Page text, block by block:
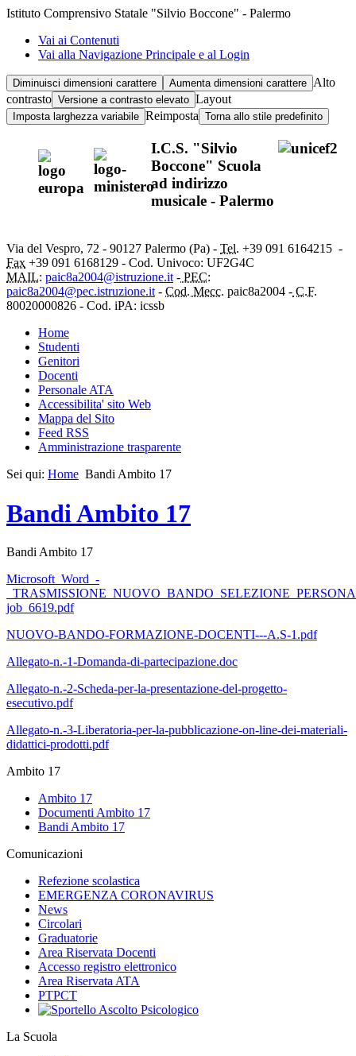
Istituto Comprensivo Statale "Silvio Boccone" - Palermo
Vai ai Contenuti
Vai alla Navigazione Principale e al Login
Diminuisci dimensioni carattere Aumenta dimensioni carattere Alto
contrasto Versione a contrasto elevato Layout
Imposta larghezza variabile Reimposta Torna allo stile predefinito
I.C.S. "Silvio
Boccone" Scuola
ad indirizzo
musicale - Palermo
Via del Vespro, 72 - 90127 Palermo (Pa) - Tel. +39 091 6164215 -
Fax +39 091 6168129 - Cod. Univoco: UF2G4C
MAIL: paic8a2004@istruzione.it- PEC:
paic8a2004@pec.istruzione.it- Cod. Mecc. paic8a2004 - C.F.
80020000826 - Cod. iPA: icssb
Home
Studenti
Genitori
Docenti
Personale ATA
Accessibilita' sito Web
Mappa del Sito
Feed RSS
Amministrazione trasparente
Sei qui: Home Bandi Ambito 17
Bandi Ambito 17
Bandi Ambito 17
Microsoft_Word_-
job_6619.pdf
NUOVO-BANDO-FORMAZIONE-DOCENTI---A.S-1.pdf
Allegato-n.-1-Domanda-di-partecipazione.doc
Allegato-n.-2-Scheda-per-la-presentazione-del-progetto-
esecutivo.pdf
Allegato-n.-3-Liberatoria-per-la-pubblicazione-on-line-dei-materiali-
didattici-prodotti.pdf
Ambito 17
Ambito 17
Documenti Ambito 17
Bandi Ambito 17
Comunicazioni
Refezione scolastica
EMERGENZA CORONAVIRUS
News
Circolari
Graduatorie
Area Riservata Docenti
Accesso registro elettronico
Area Riservata ATA
PTPCT
La Scuola